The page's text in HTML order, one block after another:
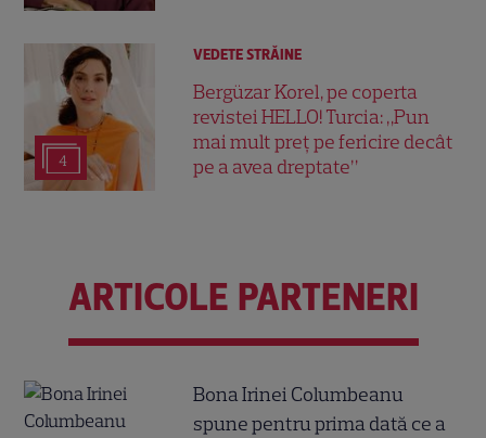
4
VEDETE STRĂINE
Bergüzar Korel, pe coperta
revistei HELLO! Turcia: „Pun
mai mult preț pe fericire decât
pe a avea dreptate”
ARTICOLE PARTENERI
Bona Irinei Columbeanu
spune pentru prima dată ce a